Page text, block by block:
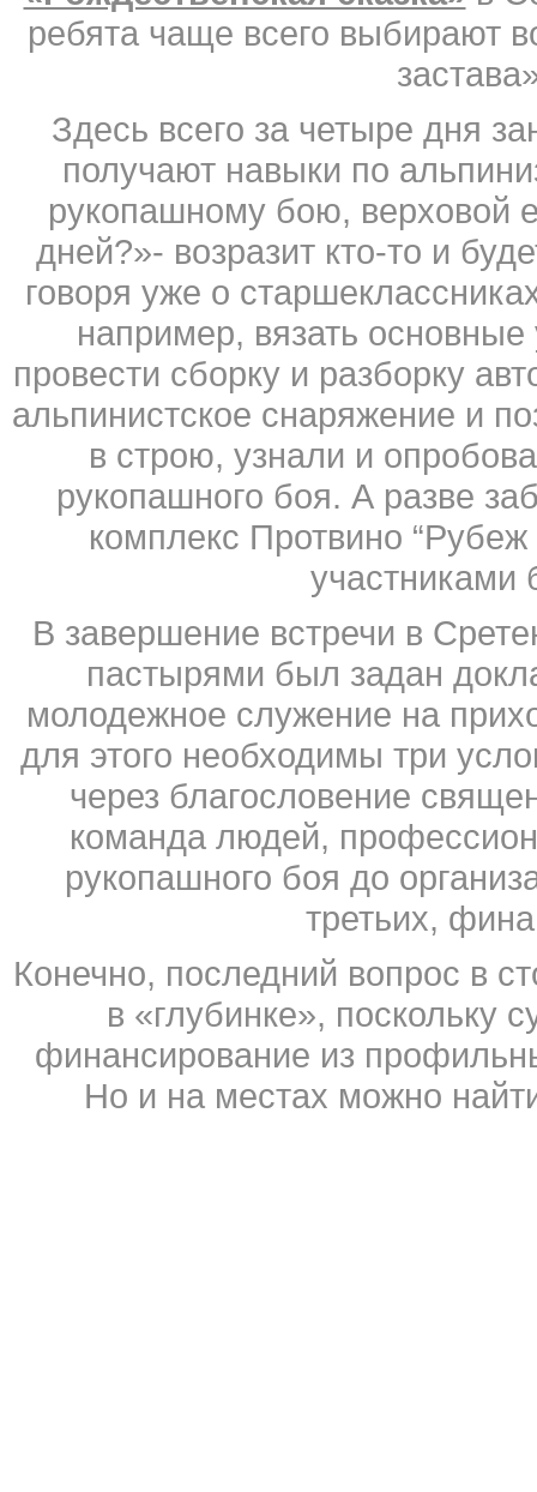
ребята чаще всего выбирают
Здесь всего за четыре дня
получают навыки по
рукопашному бою, верховой
дней?»- возразит кто-то и
говоря уже о
например, вязать
провести сборку и разборку
альпинистское снаряжение и
в строю, узнали и
рукопашного боя. А разве
комплекс Протвино
участниками
В завершение встречи в
пастырями был задан
молодежное служение на
для этого необходимы три
через благословение
команда людей,
рукопашного боя до
третьих,
Конечно, последний вопрос в
в «глубинке», поскольку
финансирование из
Но и на местах можно